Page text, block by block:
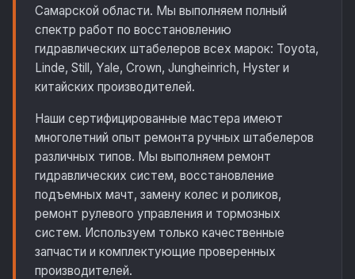
Самарской области. Мы выполняем полный
спектр работ по восстановлению
гидравлических штабелеров всех марок: Toyota,
Linde, Still, Yale, Crown, Jungheinrich, Hyster и
китайских производителей.
Наши сертифицированные мастера имеют
многолетний опыт ремонта ручных штабелеров
различных типов. Мы выполняем ремонт
гидравлических систем, восстановление
подъемных мачт, замену колес и роликов,
ремонт рулевого управления и тормозных
систем. Используем только качественные
запчасти и комплектующие проверенных
производителей.